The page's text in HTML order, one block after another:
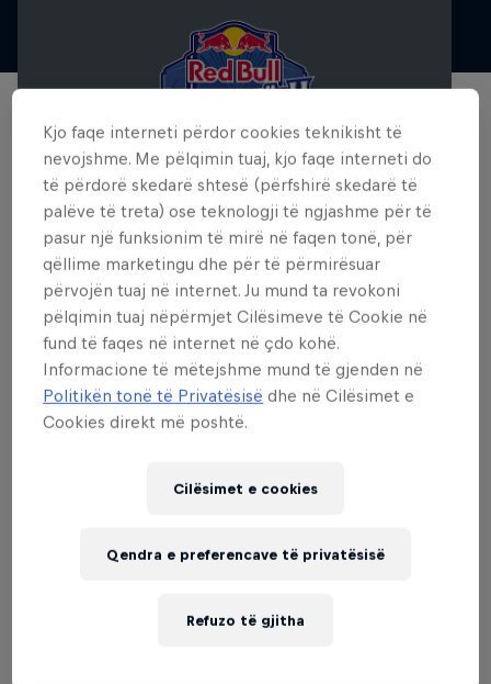
Red Bull Pasim Fjalësh
6 Dhjetor 2025
Tirana
Kjo faqe interneti përdor cookies teknikisht të
nevojshme. Me pëlqimin tuaj, kjo faqe interneti do
të përdorë skedarë shtesë (përfshirë skedarë të
palëve të treta) ose teknologji të ngjashme për të
pasur një funksionim të mirë në faqen tonë, për
qëllime marketingu dhe për të përmirësuar
përvojën tuaj në internet. Ju mund ta revokoni
pëlqimin tuaj nëpërmjet Cilësimeve të Cookie në
fund të faqes në internet në çdo kohë.
Informacione të mëtejshme mund të gjenden në
Politikën tonë të Privatësisë dhe në Cilësimet e
Cookies direkt më poshtë.
Cilësimet e cookies
Refuzo të gjitha
Qendra e preferencave të privatësisë